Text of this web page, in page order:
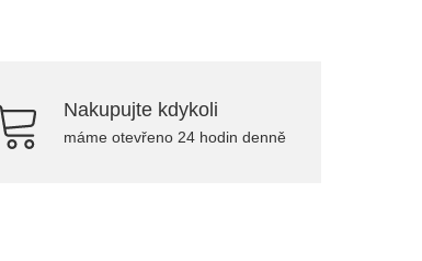
Nakupujte kdykoli
máme otevřeno 24 hodin denně